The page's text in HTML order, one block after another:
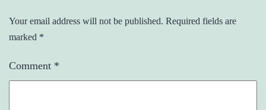
Your email address will not be published. Required fields are
marked *
Comment *